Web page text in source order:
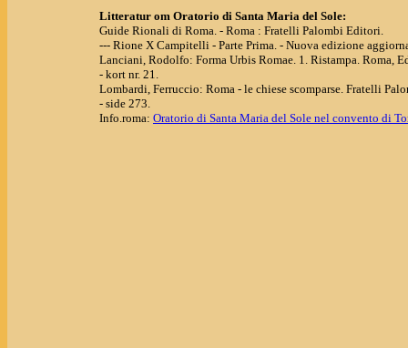
Litteratur om Oratorio di Santa Maria del Sole:
Guide Rionali di Roma. - Roma : Fratelli Palombi Editori.
--- Rione X Campitelli - Parte Prima. - Nuova edizione
Lanciani, Rodolfo: Forma Urbis Romae. 1. Ristampa. Roma,
- kort nr. 21.
Lombardi, Ferruccio: Roma - le chiese scomparse. Fratelli
- side 273.
Info.roma: Oratorio di Santa Maria del Sole nel convento di